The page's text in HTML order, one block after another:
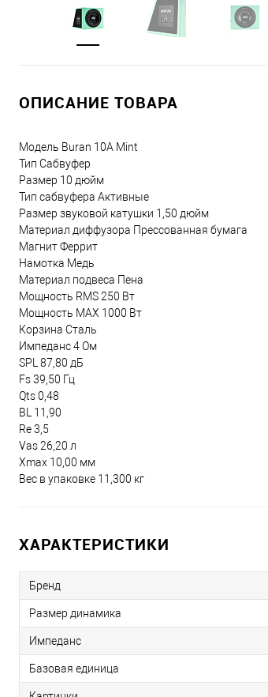
ОПИСАНИЕ ТОВАРА
Модель Buran 10A Mint
Тип Сабвуфер
Размер 10 дюйм
Тип сабвуфера Активные
Размер звуковой катушки 1,50 дюйм
Материал диффузора Прессованная бумага
Магнит Феррит
Намотка Медь
Материал подвеса Пена
Мощность RMS 250 Вт
Мощность MAX 1000 Вт
Корзина Сталь
Импеданс 4 Ом
SPL 87,80 дБ
Fs 39,50 Гц
Qts 0,48
BL 11,90
Re 3,5
Vas 26,20 л
Xmax 10,00 мм
Вес в упаковке 11,300 кг
ХАРАКТЕРИСТИКИ
Бренд
Размер динамика
Импеданс
Базовая единица